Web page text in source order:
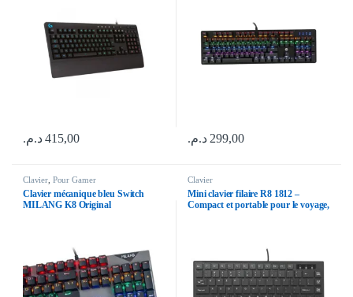
415,00 د.م. 299,00 د.م.
Clavier Pour Gamer
Clavier mécanique bleu Switch
MILANG K8 Original
Clavier
Mini clavier filaire R8 1812 –
Compact et portable pour le voyage,